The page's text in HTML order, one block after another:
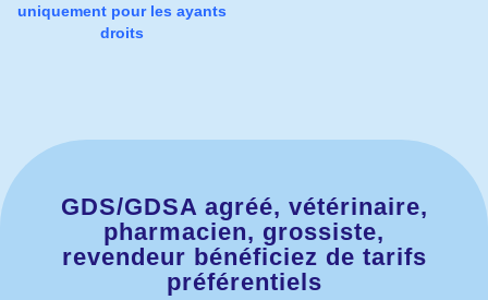
uniquement pour les ayants
droits
GDS/GDSA agréé, vétérinaire,
pharmacien, grossiste,
revendeur bénéficiez de tarifs
préférentiels